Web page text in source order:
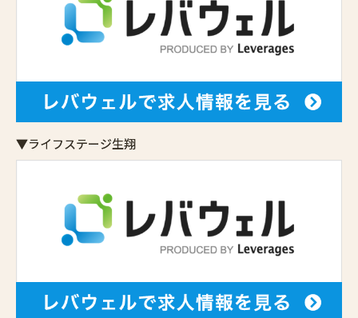
▼ライフステージ生翔